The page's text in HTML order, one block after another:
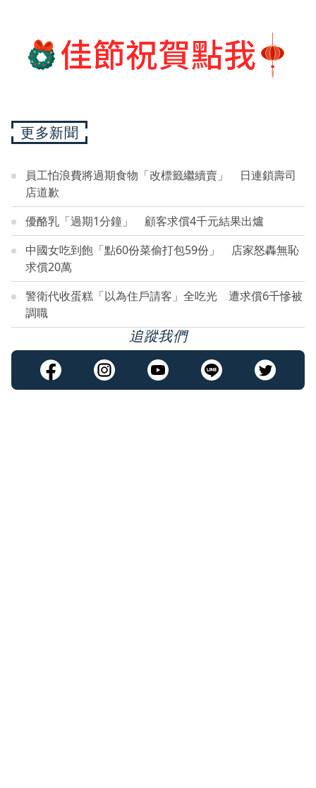
更多新聞
員工怕浪費將過期食物「改標籤繼續賣」 日連鎖壽司
店道歉
優酪乳「過期1分鐘」 顧客求償4千元結果出爐
中國女吃到飽「點60份菜偷打包59份」 店家怒轟無恥
求償20萬
警衛代收蛋糕「以為住戶請客」全吃光 遭求償6千慘被
調職
追蹤我們